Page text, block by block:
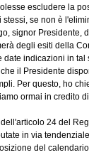
escludere la
se non è
signor
degli esiti della
date indicazioni in tal
il Presidente
Per questo, ho
ormai in credito
24 del
in via
del